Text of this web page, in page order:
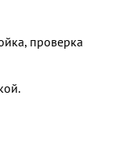
проверка